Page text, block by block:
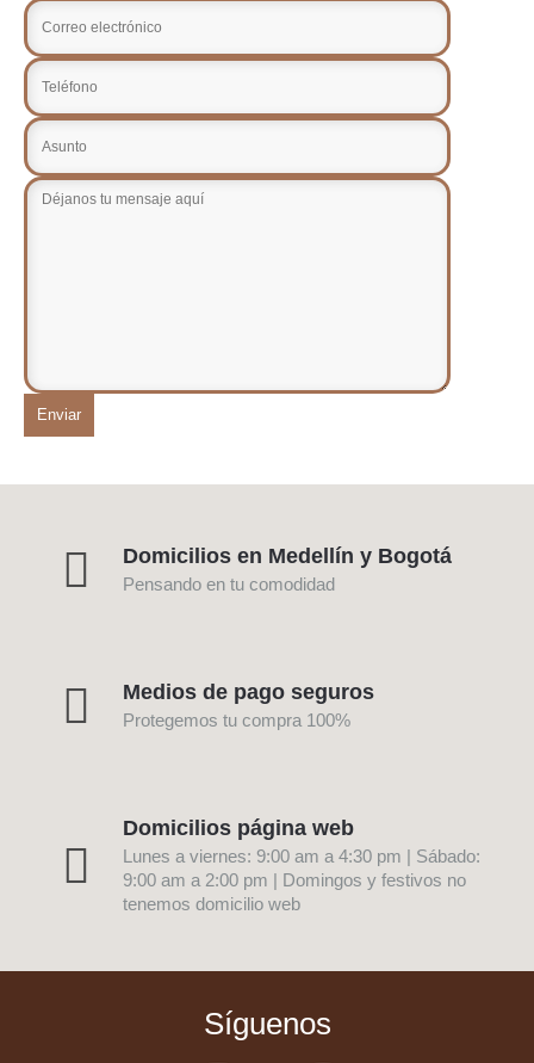
Domicilios en Medellín y Bogotá
Pensando en tu comodidad
Medios de pago seguros
Protegemos tu compra 100%
Domicilios página web
Lunes a viernes: 9:00 am a 4:30 pm | Sábado:
9:00 am a 2:00 pm | Domingos y festivos no
tenemos domicilio web
Síguenos